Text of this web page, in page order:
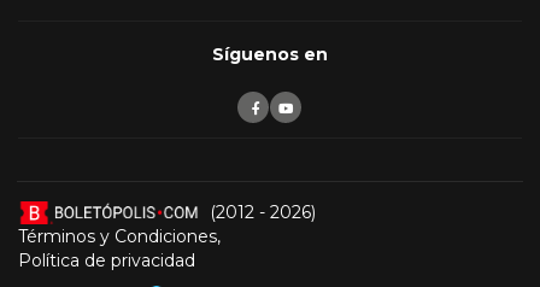
Síguenos en
(2012 - 2026)
Términos y Condiciones,
Política de privacidad